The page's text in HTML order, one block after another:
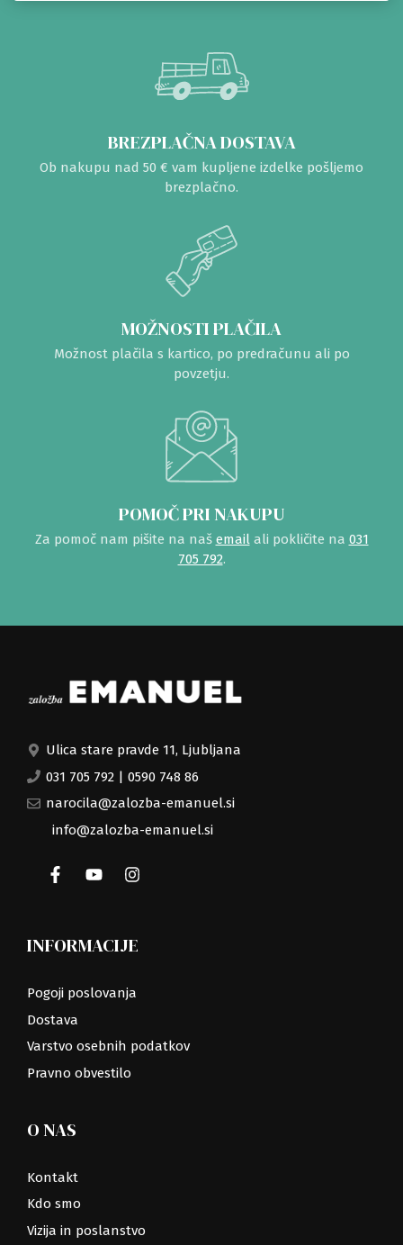
BREZPLAČNA DOSTAVA
Ob nakupu nad 50 € vam kupljene izdelke pošljemo
brezplačno.
MOŽNOSTI PLAČILA
Možnost plačila s kartico, po predračunu ali po
povzetju.
POMOČ PRI NAKUPU
Za pomoč nam pišite na naš emailali pokličite na 031
705 792.
Ulica stare pravde 11, Ljubljana
031 705 792 | 0590 748 86
narocila@zalozba-emanuel.si
info@zalozba-emanuel.si
INFORMACIJE
Pogoji poslovanja
Dostava
Varstvo osebnih podatkov
Pravno obvestilo
O NAS
Kontakt
Kdo smo
Vizija in poslanstvo